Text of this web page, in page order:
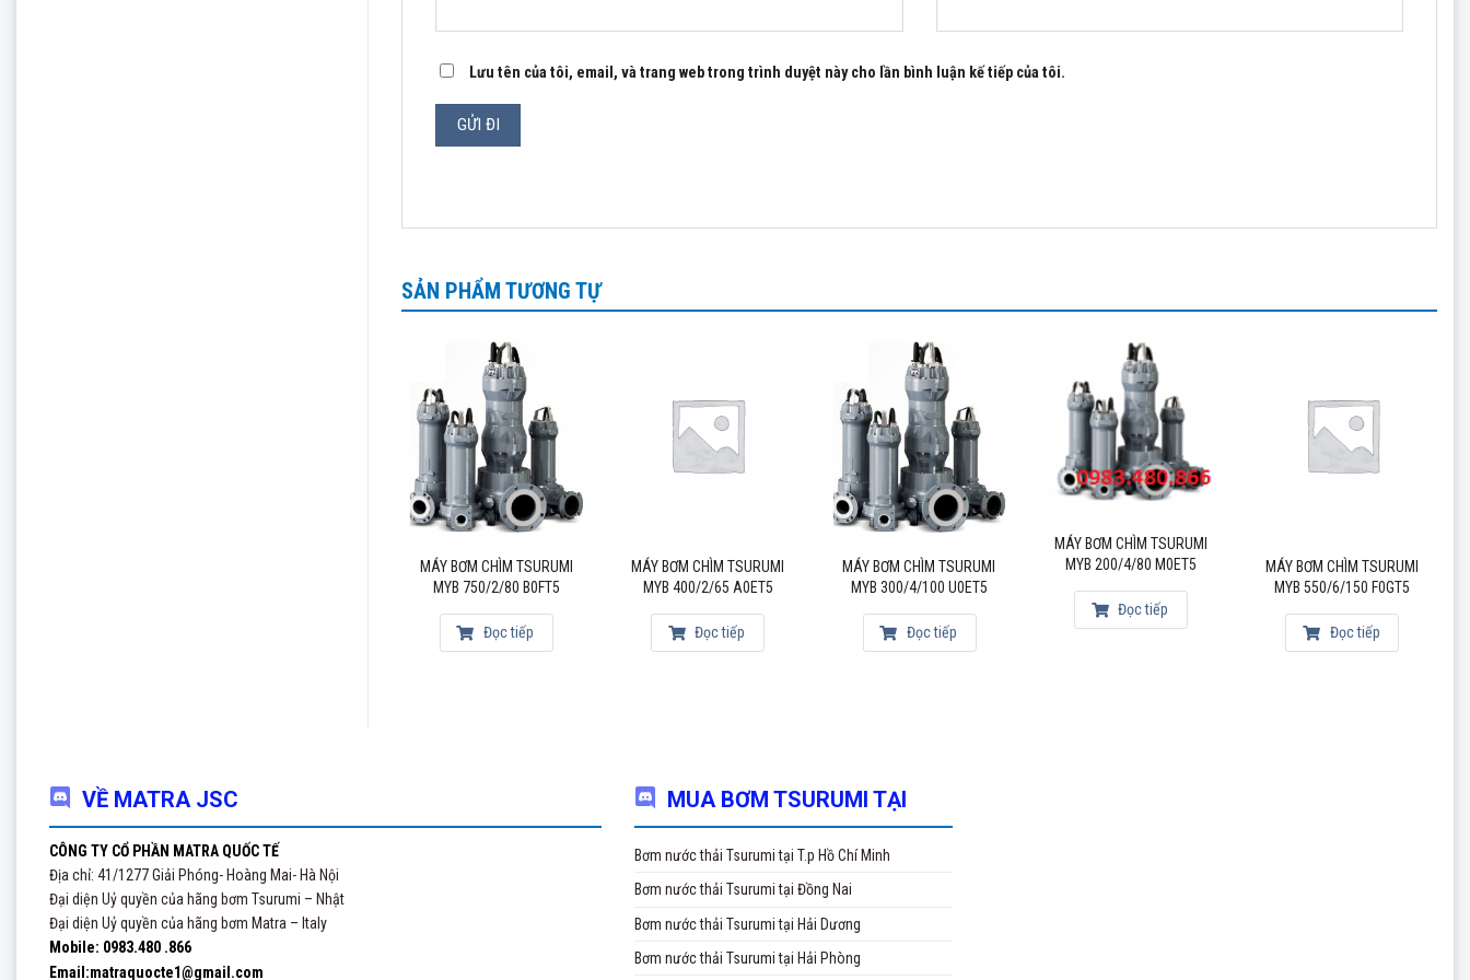
Lưu tên của tôi, email, và trang web trong trình duyệt này cho lần bình luận kế tiếp của tôi.
SẢN PHẨM TƯƠNG TỰ
MÁY BƠM CHÌM TSURUMI
MYB 750/2/80 B0FT5
Đọc tiếp
MÁY BƠM CHÌM TSURUMI
MYB 400/2/65 A0ET5
Đọc tiếp
MÁY BƠM CHÌM TSURUMI
MYB 300/4/100 U0ET5
Đọc tiếp
MÁY BƠM CHÌM TSURUMI
MYB 200/4/80 M0ET5
Đọc tiếp
MÁY BƠM CHÌM TSURUMI
MYB 550/6/150 F0GT5
Đọc tiếp
VỀ MATRA JSC
CÔNG TY CỔ PHẦN MATRA QUỐC TẾ
Địa chỉ: 41/1277 Giải Phóng- Hoàng Mai- Hà Nội
Đại diện Uỷ quyền của hãng bơm Tsurumi – Nhật
Đại diện Uỷ quyền của hãng bơm Matra – Italy
Mobile: 0983.480 .866
Email:matraquocte1@gmail.com
MUA BƠM TSURUMI TẠI
Bơm nước thải Tsurumi tại T.p Hồ Chí Minh
Bơm nước thải Tsurumi tại Đồng Nai
Bơm nước thải Tsurumi tại Hải Dương
Bơm nước thải Tsurumi tại Hải Phòng